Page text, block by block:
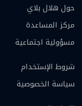
حول هلال بلاي
مركز المساعدة
مسؤولية اجتماعية
شروط الإستخدام
سياسة الخصوصية